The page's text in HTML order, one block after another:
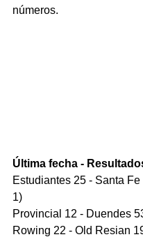
números.
Última fecha -
Estudiantes 25 - Santa
1)
Provincial 12 - Duendes
Rowing 22 - Old Resian